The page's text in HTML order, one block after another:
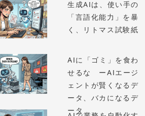
生成AIは、使い手の
「言語化能力」を暴
く、リトマス試験紙
AIに「ゴミ」を食わ
せるな ーAIエージ
ェントが賢くなるデ
ータ、バカになるデ
ータ